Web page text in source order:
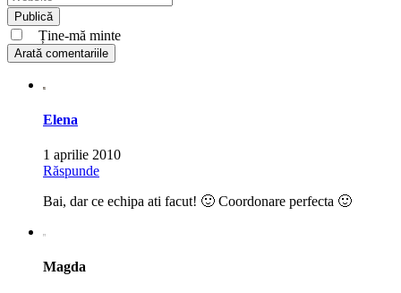
Ține-mă minte
Arată comentariile
Elena
1 aprilie 2010
Răspunde
Bai, dar ce echipa ati facut! 🙂 Coordonare perfecta 🙂
Magda